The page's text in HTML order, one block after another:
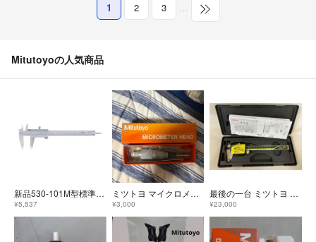
1 2 3 …
Mitutoyoの人気商品
新品530-101M型標準ノギスN15測定工具
¥5,537
ミツトヨ マイクロメータヘッド 150-192 MHN1-25
¥3,000
最後の一台 ミツトヨ ノギス 500-196-30 CD-6 ASX
¥23,000